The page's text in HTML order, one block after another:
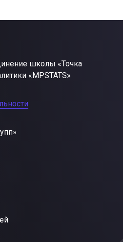
школы «Точка
«MPSTATS»